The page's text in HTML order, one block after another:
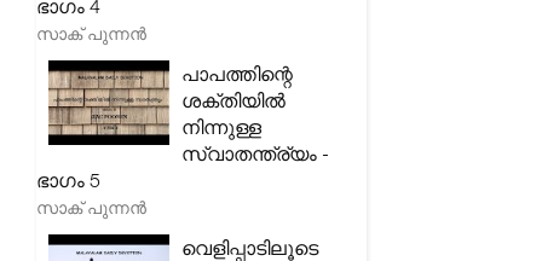
ഭാഗം 4
സാക് പുന്നൻ
പാപത്തിന്റെ
ശക്തിയിൽ
നിന്നുള്ള
സ്വാതന്ത്ര്യം -
ഭാഗം 5
സാക് പുന്നൻ
വെളിപ്പാടിലൂടെ